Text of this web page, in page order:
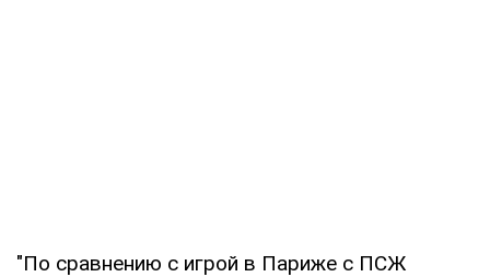
"По сравнению с игрой в Париже с ПСЖ